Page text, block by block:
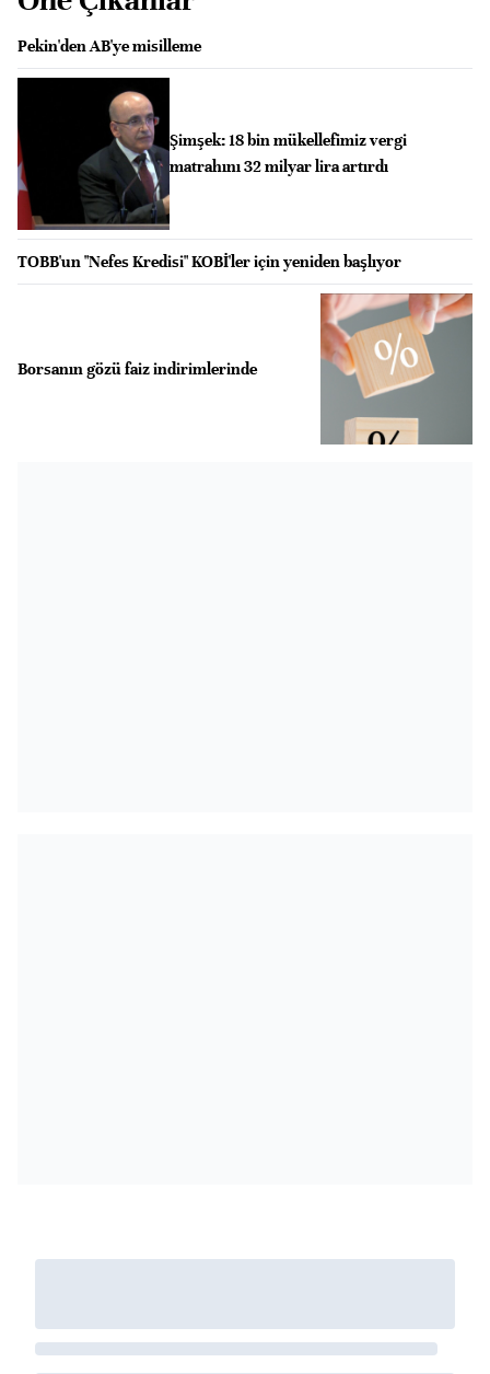
Pekin'den AB'ye misilleme
Şimşek: 18 bin mükellefimiz vergi
matrahını 32 milyar lira artırdı
TOBB'un "Nefes Kredisi" KOBİ'ler için yeniden başlıyor
Borsanın gözü faiz indirimlerinde